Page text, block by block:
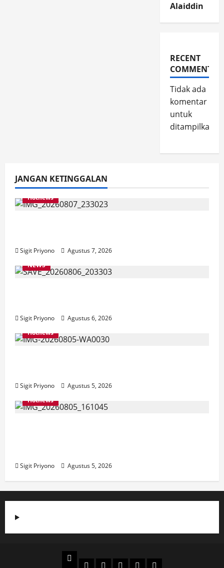
Alaiddin
RECENT
COMMENTS
Tidak ada
komentar
untuk
ditampilkan.
JANGAN KETINGGALAN
Hotnews
Sigit Priyono
Agustus 7, 2026
NEWS
Sigit Priyono
Agustus 6, 2026
Hotnews
Sigit Priyono
Agustus 5, 2026
Hotnews
Sigit Priyono Agustus 5, 2026
Beranda
PolitikOtomotifEkonomiSosialtentang